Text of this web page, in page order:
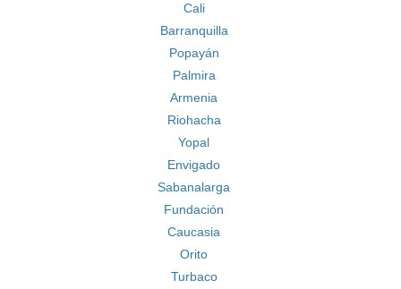
Cali
Barranquilla
Popayán
Palmira
Armenia
Riohacha
Yopal
Envigado
Sabanalarga
Fundación
Caucasia
Orito
Turbaco